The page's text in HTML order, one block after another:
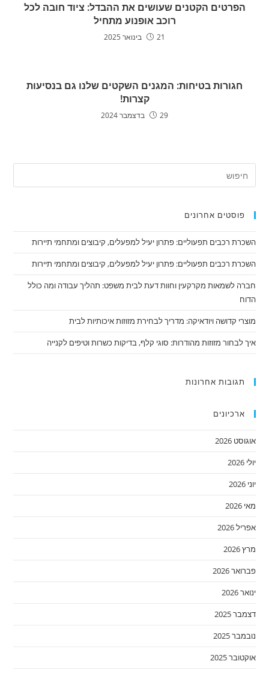
הפרטים הקטנים שעושים את ההבדל: ציוד חובה לכל
רוכב אופנוע מתחיל
21 בינואר 2025
חגורות בטיחות: המגנים השקטים שלנו גם בנסיעות
קצרות!
29 בדצמבר 2024
פוסטים אחרונים
השכרת רכבים תפעוליים: פתרון יעיל למפעלים, קיבוצים ומתחמי תיירות
השכרת רכבים תפעוליים: פתרון יעיל למפעלים, קיבוצים ומתחמי תיירות
חברה לשמאות מקרקעין וחוות דעת לבית משפט: תהליך עבודה ומה כולל
הדוח
מוצרי קדושה ויודאיקה: מדריך לבחירת מזוזות איכותיות לבית
איך לבחור מזוזות מהודרות: סוגי קלף, בדיקות כשרות וטיפים לקנייה
תגובות אחרונות
ארכיונים
אוגוסט 2026
יולי 2026
יוני 2026
מאי 2026
אפריל 2026
מרץ 2026
פברואר 2026
ינואר 2026
דצמבר 2025
נובמבר 2025
אוקטובר 2025